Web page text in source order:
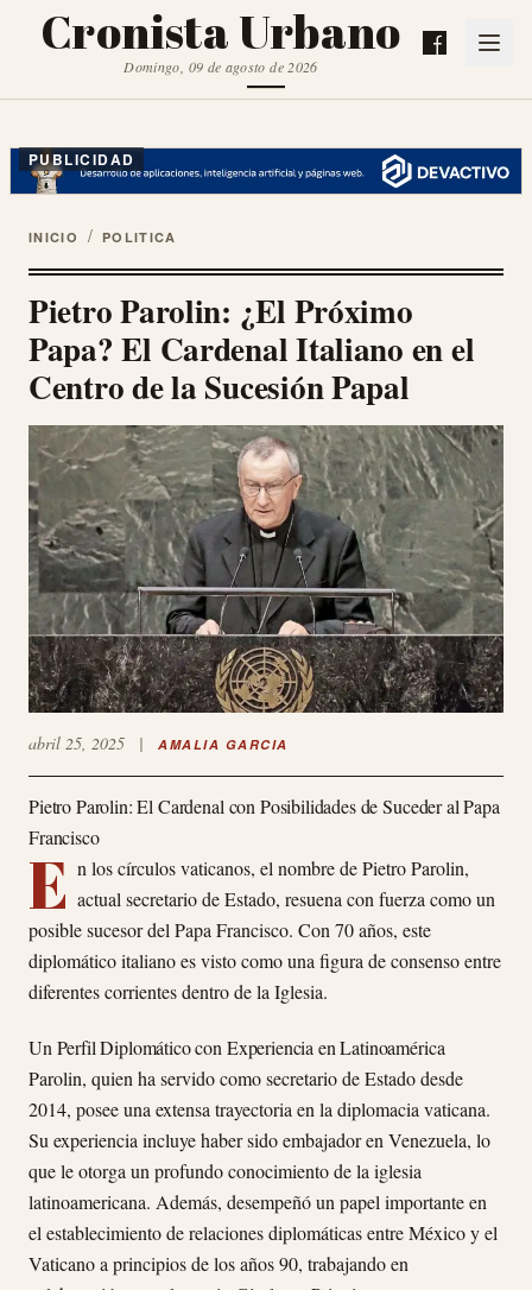
Cronista Urbano
Domingo, 09 de agosto de 2026
PUBLICIDAD
INICIO / POLITICA
Pietro Parolin: ¿El Próximo
Papa? El Cardenal Italiano en el
Centro de la Sucesión Papal
abril 25, 2025 | AMALIA GARCIA
Pietro Parolin: El Cardenal con Posibilidades de Suceder al Papa
Francisco
E n los círculos vaticanos, el nombre de Pietro Parolin,
actual secretario de Estado, resuena con fuerza como un
posible sucesor del Papa Francisco. Con 70 años, este
diplomático italiano es visto como una figura de consenso entre
diferentes corrientes dentro de la Iglesia.
Un Perfil Diplomático con Experiencia en Latinoamérica
Parolin, quien ha servido como secretario de Estado desde
2014, posee una extensa trayectoria en la diplomacia vaticana.
Su experiencia incluye haber sido embajador en Venezuela, lo
que le otorga un profundo conocimiento de la iglesia
latinoamericana. Además, desempeñó un papel importante en
el establecimiento de relaciones diplomáticas entre México y el
Vaticano a principios de los años 90, trabajando en